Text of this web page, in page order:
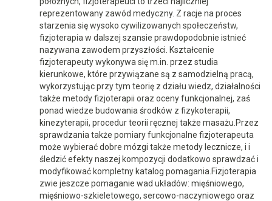
reprezentowany zawód medyczny. Z racje na proces
starzenia się wysoko cywilizowanych społeczeństw,
fizjoterapia w dalszej szansie prawdopodobnie istnieć
nazywana zawodem przyszłości. Kształcenie
fizjoterapeuty wykonywa się m.in. przez studia
kierunkowe, które przywiązane są z samodzielną pracą,
wykorzystując przy tym teorię z działu wiedz, działalności
także metody fizjoterapii oraz oceny funkcjonalnej, zaś
ponad wiedze budowania środków z fizykoterapii,
kinezyterapii, procedur teorii ręcznej także masażu.Przez
sprawdzania także pomiary funkcjonalne fizjoterapeuta
może wybierać dobre mózgi także metody lecznicze, i i
śledzić efekty naszej kompozycji dodatkowo sprawdzać i
modyfikować kompletny katalog pomagania.Fizjoterapia
zwie jeszcze pomaganie wad układów: mięśniowego,
mięśniowo-szkieletowego, sercowo-naczyniowego oraz